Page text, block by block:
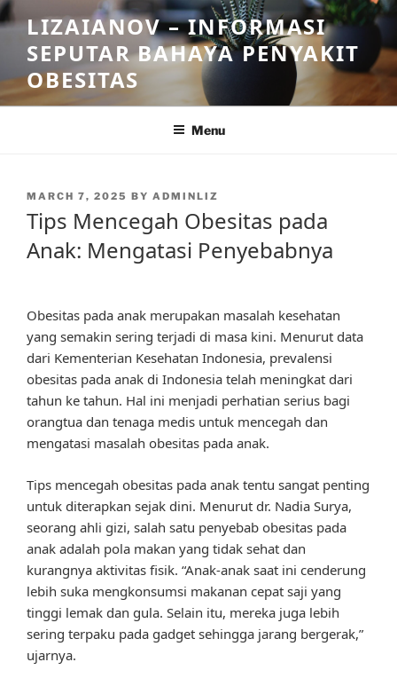
Skip
to
content
LIZAIANOV – INFORMASI
SEPUTAR BAHAYA PENYAKIT
OBESITAS
Menu
POSTED
ON
MARCH 7, 2025 BY ADMINLIZ
Tips Mencegah Obesitas pada
Anak: Mengatasi Penyebabnya
Obesitas pada anak merupakan masalah kesehatan
yang semakin sering terjadi di masa kini. Menurut data
dari Kementerian Kesehatan Indonesia, prevalensi
obesitas pada anak di Indonesia telah meningkat dari
tahun ke tahun. Hal ini menjadi perhatian serius bagi
orangtua dan tenaga medis untuk mencegah dan
mengatasi masalah obesitas pada anak.
Tips mencegah obesitas pada anak tentu sangat penting
untuk diterapkan sejak dini. Menurut dr. Nadia Surya,
seorang ahli gizi, salah satu penyebab obesitas pada
anak adalah pola makan yang tidak sehat dan
kurangnya aktivitas fisik. “Anak-anak saat ini cenderung
lebih suka mengkonsumsi makanan cepat saji yang
tinggi lemak dan gula. Selain itu, mereka juga lebih
sering terpaku pada gadget sehingga jarang bergerak,”
ujarnya.